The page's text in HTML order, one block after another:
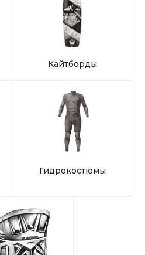
Кайтборды
Гидрокостюмы